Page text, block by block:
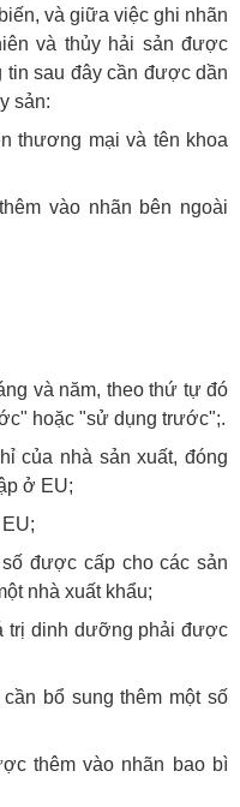
và giữa việc ghi nhãn
và thủy hải sản được
tin sau đây cần được dần
sản:
thương mại và tên khoa
vào nhãn bên ngoài
và năm, theo thứ tự đó
hoặc "sử dụng trước";.
của nhà sản xuất, đóng
ở EU;
được cấp cho các sản
nhà xuất khẩu;
trị dinh dưỡng phải được
bổ sung thêm một số
thêm vào nhãn bao bì